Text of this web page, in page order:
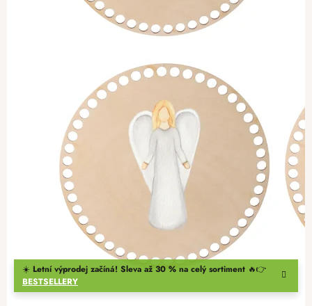
☀️ Letní výprodej začíná! Sleva až 30 % na celý sortiment 🔥👉
BESTSELLERY